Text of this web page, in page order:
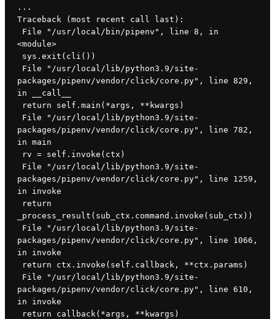
...
Traceback (most recent call last):
<module>
sys.exit(cli())
packages/pipenv/vendor/click/core.py", line 829,
in __call__
return self.main(*args, **kwargs)
packages/pipenv/vendor/click/core.py", line 782,
in main
rv = self.invoke(ctx)
packages/pipenv/vendor/click/core.py", line 1259,
in invoke
_process_result(sub_ctx.command.invoke(sub_ctx))
packages/pipenv/vendor/click/core.py", line 1066,
in invoke
return ctx.invoke(self.callback, **ctx.params)
packages/pipenv/vendor/click/core.py", line 610,
in invoke
return callback(*args, **kwargs)